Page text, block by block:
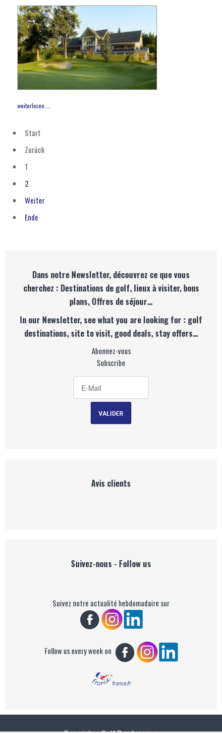
weiterlesen ...
Start
Zurück
1
2
Weiter
Ende
Dans notre Newsletter, découvrez ce que vous
cherchez : Destinations de golf, lieux à visiter, bons
plans, Offres de séjour…
In our Newsletter, see what you are looking for : golf
destinations, site to visit, good deals, stay offers…
Abonnez-vous
Subscribe
Avis clients
Suivez-nous - Follow us
Suivez notre actualité hebdomadaire sur
Follow us every week on